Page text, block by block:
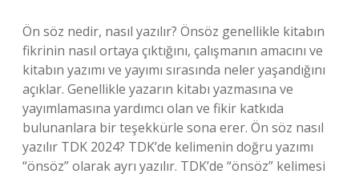
Ön söz nedir, nasıl yazılır? Önsöz genellikle kitabın
fikrinin nasıl ortaya çıktığını, çalışmanın amacını ve
kitabın yazımı ve yayımı sırasında neler yaşandığını
açıklar. Genellikle yazarın kitabı yazmasına ve
yayımlamasına yardımcı olan ve fikir katkıda
bulunanlara bir teşekkürle sona erer. Ön söz nasıl
yazılır TDK 2024? TDK’de kelimenin doğru yazımı
“önsöz” olarak ayrı yazılır. TDK’de “önsöz” kelimesi